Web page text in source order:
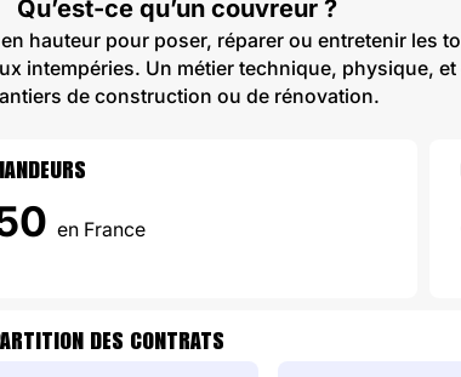
Qu’est-ce qu’un couvreur ?
hauteur pour poser, réparer ou entretenir les
intempéries. Un métier technique, physique,
de construction ou de rénovation.
en France
DES CONTRATS